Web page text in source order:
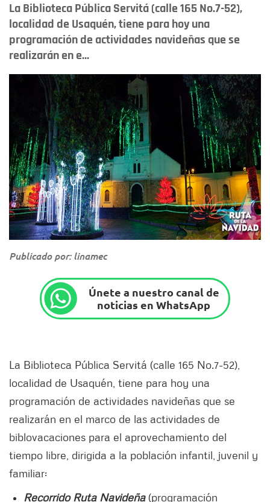
La Biblioteca Pública Servitá (calle 165 No.7-52),
localidad de Usaquén, tiene para hoy una
programación de actividades navideñas que se
realizarán en e...
Publicado por: linamec
Únete a nuestro canal de
noticias en WhatsApp
La Biblioteca Pública Servitá (calle 165 No.7-52),
localidad de Usaquén, tiene para hoy una
programación de actividades navideñas que se
realizarán en el marco de las actividades de
biblovacaciones para el aprovechamiento del
tiempo libre, dirigida a la población infantil, juvenil y
familiar:
Recorrido Ruta Navideña(programación